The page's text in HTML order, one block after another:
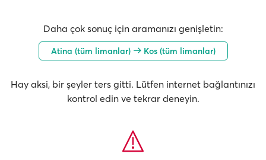
Daha çok sonuç için aramanızı genişletin:
Atina (tüm limanlar) Kos (tüm limanlar)
Hay aksi, bir şeyler ters gitti. Lütfen internet bağlantınızı
kontrol edin ve tekrar deneyin.